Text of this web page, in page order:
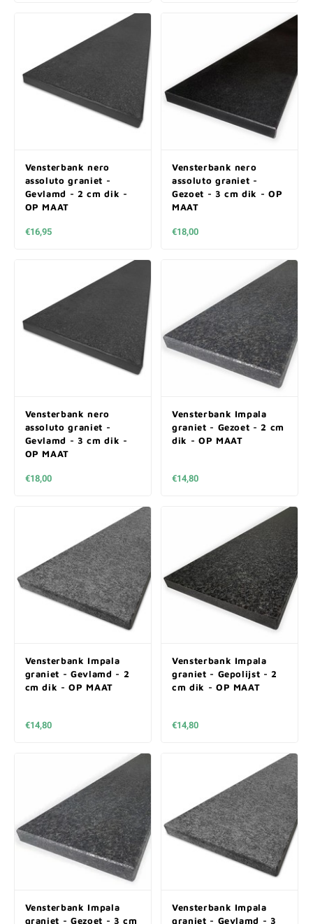
Vensterbank nero
assoluto graniet -
Gevlamd - 2 cm dik -
OP MAAT
€16,95
Vensterbank nero
assoluto graniet -
Gezoet - 3 cm dik - OP
MAAT
€18,00
Vensterbank nero
assoluto graniet -
Gevlamd - 3 cm dik -
OP MAAT
€18,00
Vensterbank Impala
graniet - Gezoet - 2 cm
dik - OP MAAT
€14,80
Vensterbank Impala
graniet - Gevlamd - 2
cm dik - OP MAAT
€14,80
Vensterbank Impala
graniet - Gepolijst - 2
cm dik - OP MAAT
€14,80
Vensterbank Impala
graniet - Gezoet - 3 cm
Vensterbank Impala
graniet - Gevlamd - 3